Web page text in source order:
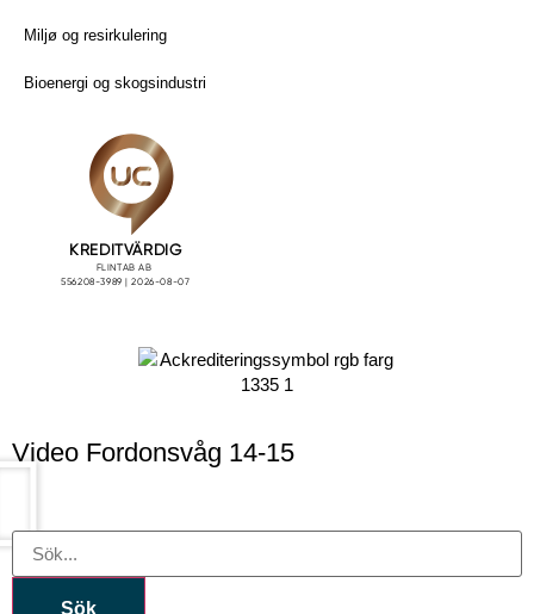
Miljø og resirkulering
Bioenergi og skogsindustri
Video Fordonsvåg 14-15
Sök